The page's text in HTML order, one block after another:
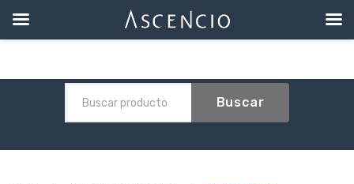
Buscar